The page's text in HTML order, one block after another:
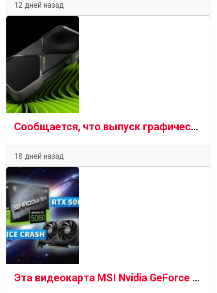
12 дней назад
Сообщается, что выпуск графических процессоров Nvidia GeForce RTX 50 Super приостановлен из-за резкого роста цен на чипы GDDR7 объёмом 3 ГБ
18 дней назад
Эта видеокарта MSI Nvidia GeForce RTX 5060 — просто находка